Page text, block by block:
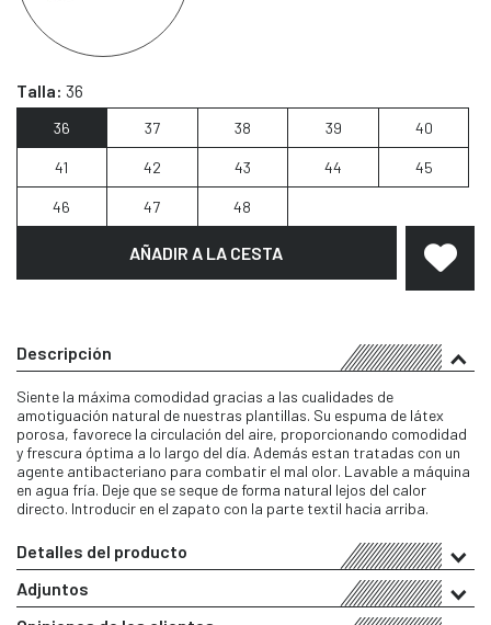
Talla: 36
36 37 38 39 40
41 42 43 44 45
46 47 48
AÑADIR A LA CESTA
Descripción
Siente la máxima comodidad gracias a las cualidades de
amotiguación natural de nuestras plantillas. Su espuma de látex
porosa, favorece la circulación del aire, proporcionando comodidad
y frescura óptima a lo largo del día. Además estan tratadas con un
agente antibacteriano para combatir el mal olor. Lavable a máquina
en agua fría. Deje que se seque de forma natural lejos del calor
directo. Introducir en el zapato con la parte textil hacia arriba.
Detalles del producto
Adjuntos